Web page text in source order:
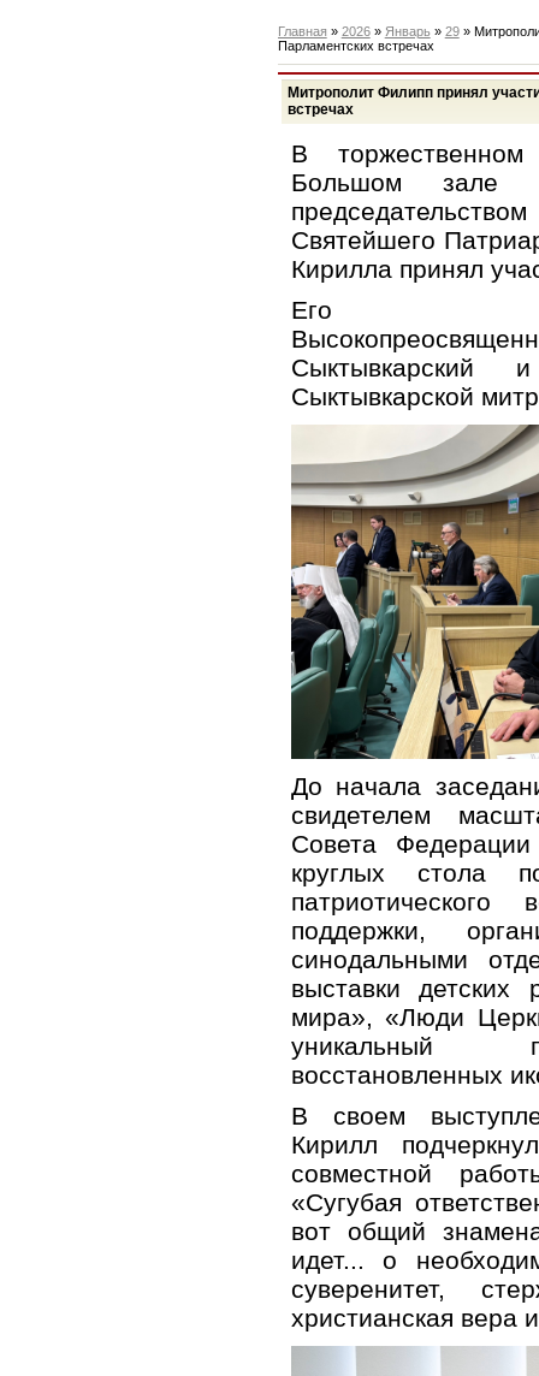
Главная » 2026 » Январь » 29»
Парламентских встречах
Митрополит Филипп принял
встречах
В
Большом зале
Святейшего
Кирилла принял
Его
Сыктывкарский
Сыктывкарской
До начала
свидетелем
Совета
круглых стола
поддержки,
синодальными
выставки детских
мира», «Люди
уникальный
восстановленных
В своем
Кирилл
совместной
«Сугубая
вот общий
идет... о
суверенитет,
христианская вера